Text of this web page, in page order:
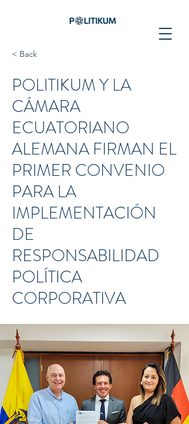
< Back
POLITIKUM Y LA
CÁMARA
ECUATORIANO
ALEMANA FIRMAN EL
PRIMER CONVENIO
PARA LA
IMPLEMENTACIÓN
DE
RESPONSABILIDAD
POLÍTICA
CORPORATIVA